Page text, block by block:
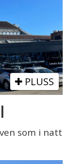
PLUSS
som i natt